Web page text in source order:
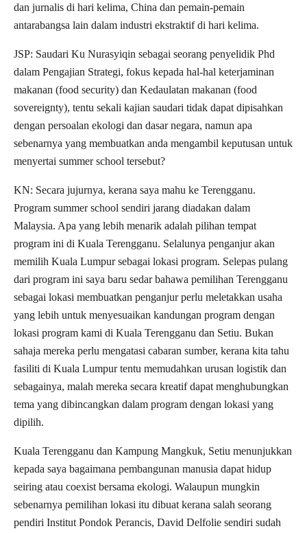
dan jurnalis di hari kelima, China dan pemain-pemain
antarabangsa lain dalam industri ekstraktif di hari kelima.
JSP: Saudari Ku Nurasyiqin sebagai seorang penyelidik Phd
dalam Pengajian Strategi, fokus kepada hal-hal keterjaminan
makanan (food security) dan Kedaulatan makanan (food
sovereignty), tentu sekali kajian saudari tidak dapat dipisahkan
dengan persoalan ekologi dan dasar negara, namun apa
sebenarnya yang membuatkan anda mengambil keputusan untuk
menyertai summer school tersebut?
KN: Secara jujurnya, kerana saya mahu ke Terengganu.
Program summer school sendiri jarang diadakan dalam
Malaysia. Apa yang lebih menarik adalah pilihan tempat
program ini di Kuala Terengganu. Selalunya penganjur akan
memilih Kuala Lumpur sebagai lokasi program. Selepas pulang
dari program ini saya baru sedar bahawa pemilihan Terengganu
sebagai lokasi membuatkan penganjur perlu meletakkan usaha
yang lebih untuk menyesuaikan kandungan program dengan
lokasi program kami di Kuala Terengganu dan Setiu. Bukan
sahaja mereka perlu mengatasi cabaran sumber, kerana kita tahu
fasiliti di Kuala Lumpur tentu memudahkan urusan logistik dan
sebagainya, malah mereka secara kreatif dapat menghubungkan
tema yang dibincangkan dalam program dengan lokasi yang
dipilih.
Kuala Terengganu dan Kampung Mangkuk, Setiu menunjukkan
kepada saya bagaimana pembangunan manusia dapat hidup
seiring atau coexist bersama ekologi. Walaupun mungkin
sebenarnya pemilihan lokasi itu dibuat kerana salah seorang
pendiri Institut Pondok Perancis, David Delfolie sendiri sudah